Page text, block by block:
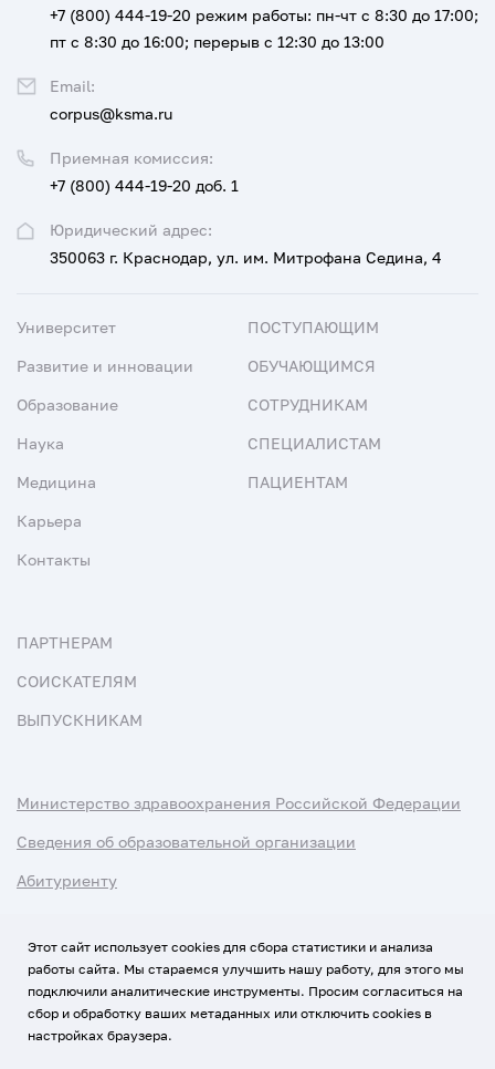
Юридический адрес:
350063 г. Краснодар, ул. им. Митрофана Седина, 4
Приемная комиссия:
+7 (800) 444-19-20 доб. 1
+7 (800) 444-19-20 режим работы: пн-чт с 8:30 до 17:00;
пт с 8:30 до 16:00; перерыв с 12:30 до 13:00
Email:
corpus@ksma.ru
Университет
Развитие и инновации
Образование
Наука
Медицина
Карьера
Контакты
ПОСТУПАЮЩИМ
ОБУЧАЮЩИМСЯ
СОТРУДНИКАМ
СПЕЦИАЛИСТАМ
ПАЦИЕНТАМ
ПАРТНЕРАМ
СОИСКАТЕЛЯМ
ВЫПУСКНИКАМ
Министерство здравоохранения Российской Федерации
Сведения об образовательной организации
Абитуриенту
Использование Cookies
Политика обработки персональных данных
Этот сайт использует cookies для сбора статистики и анализа
работы сайта. Мы стараемся улучшить нашу работу, для этого мы
подключили аналитические инструменты. Просим согласиться на
сбор и обработку ваших метаданных или отключить cookies в
настройках браузера.